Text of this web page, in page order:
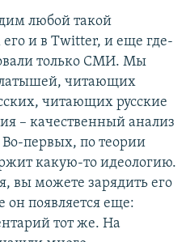
любой такой
и в Twitter, и еще где-
только СМИ. Мы
латышей, читающих
читающих русские
– качественный анализ
первых, по теории
какую-то идеологию.
вы можете зарядить его
он появляется еще:
тот же. На